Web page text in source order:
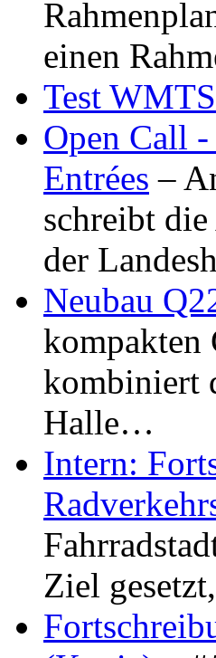
einen
Test WMTS
Open Call
Entrées –
schreibt
der
Neubau
kompakten
kombiniert
Halle…
Intern:
Ziel